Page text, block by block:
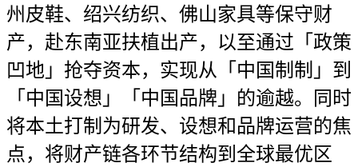
州皮鞋、绍兴纺织、佛山家具等保守财
产，赴东南亚扶植出产，以至通过「政策
凹地」抢夺资本，实现从「中国制制」到
「中国设想」「中国品牌」的逾越。同时
将本土打制为研发、设想和品牌运营的焦
点，将财产链各环节结构到全球最优区